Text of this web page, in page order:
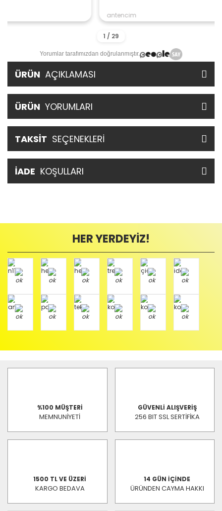
Yorumlar tarafımızdan doğrulanmıştır.
ÜRÜN AÇIKLAMASI
ÜRÜN YORUMLARI
TAKSİT SEÇENEKLERİ
İADE KOŞULLARI
HER YERDEYİZ!
%100 MÜŞTERİ
MEMNUNİYETİ
GÜVENLİ ALIŞVERİŞ
256 BIT SSL SERTİFİKA
1500 TL VE ÜZERİ
KARGO BEDAVA
14 GÜN İÇİNDE
ÜRÜNDEN CAYMA HAKKI